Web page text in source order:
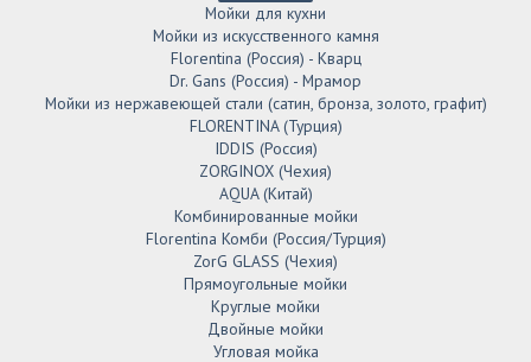
Мойки для кухни
Мойки из искусственного камня
Florentina (Россия) - Кварц
Dr. Gans (Россия) - Мрамор
Мойки из нержавеющей стали (сатин, бронза, золото, графит)
FLORENTINA (Турция)
IDDIS (Россия)
ZORGINOX (Чехия)
AQUA (Китай)
Комбинированные мойки
Florentina Комби (Россия/Турция)
ZorG GLASS (Чехия)
Прямоугольные мойки
Круглые мойки
Двойные мойки
Угловая мойка